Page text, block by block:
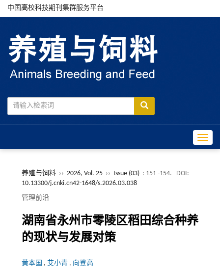
中国高校科技期刊集群服务平台
养殖与饲料 ›› 2026, Vol. 25 ›› Issue (03) : 151 -154.
DOI:
10.13300/j.cnki.cn42-1648/s.2026.03.038
管理前沿
湖南省永州市零陵区稻田综合种养
的现状与发展对策
黄本国 , 艾小青 , 向登高